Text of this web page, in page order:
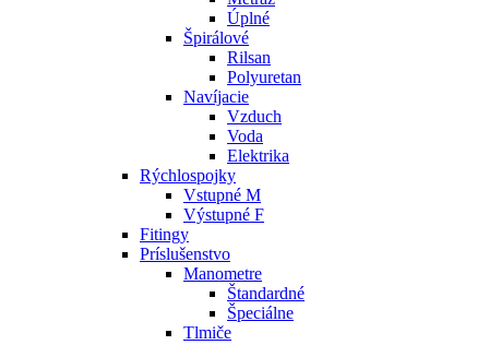
Úplné
Špirálové
Rilsan
Polyuretan
Navíjacie
Vzduch
Voda
Elektrika
Rýchlospojky
Vstupné M
Výstupné F
Fitingy
Príslušenstvo
Manometre
Štandardné
Špeciálne
Tlmiče